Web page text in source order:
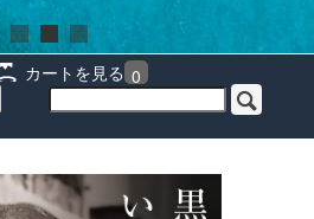
カートを見る 0